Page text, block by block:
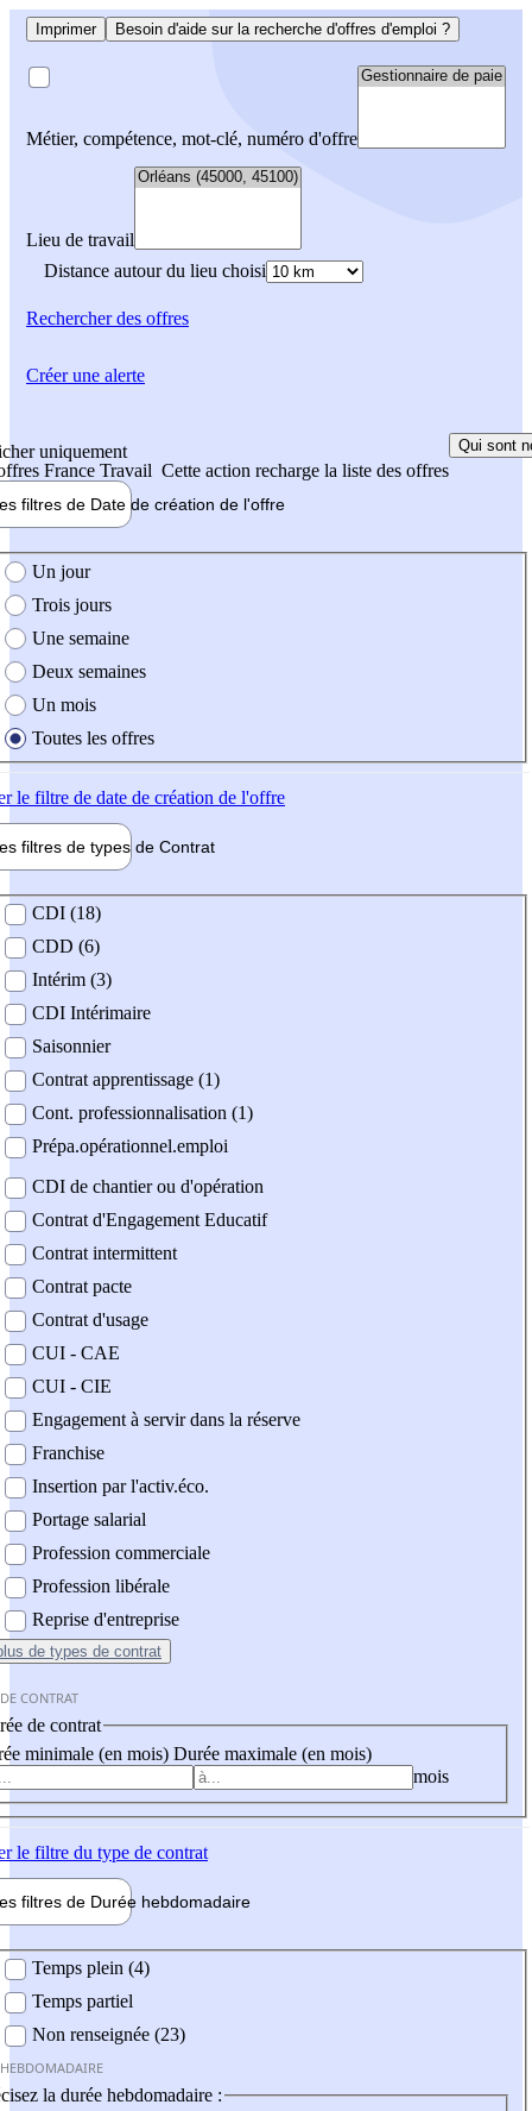
Imprimer Besoin d'aide sur la recherche d'offres d'emploi ?
Métier, compétence, mot-clé, numéro d'offre
Lieu de travail
Distance autour du lieu choisi
Rechercherdes offres
uniquement
France Travail Cette action recharge la liste des offres
Qui sont
filtres de Date de création de l'offre
création de l'offre
Un jour
Trois jours
Une semaine
Deux semaines
Un mois
Toutes les offres
le filtre de date de création de l'offre
filtres de types de Contrat
contrat
CDI (18)
CDD (6)
Intérim (3)
CDI Intérimaire
Saisonnier
Contrat apprentissage (1)
Cont. professionnalisation (1)
Prépa.opérationnel.emploi
CDI de chantier ou d'opération
Contrat d'Engagement Educatif
Contrat intermittent
Contrat pacte
Contrat d'usage
CUI - CAE
CUI - CIE
Engagement à servir dans la réserve
Franchise
Insertion par l'activ.éco.
Portage salarial
Profession commerciale
Profession libérale
Reprise d'entreprise
de types de contrat
CONTRAT
de contrat
minimale (en mois) Durée maximale (en mois)
mois
le filtre du type de contrat
filtres de Durée hebdomadaire
Temps plein (4)
Temps partiel
Non renseignée (23)
la durée hebdomadaire :
Créer une alerte